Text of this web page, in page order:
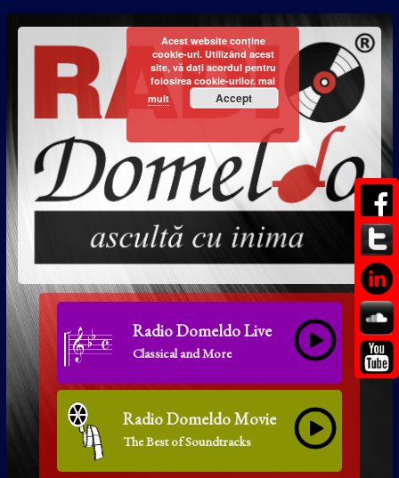
Radio Domeldo Live
Classical and More
Radio Domeldo Movie
The Best of Soundtracks
Acest website conține
cookie-uri. Utilizând acest
site, vă dați acordul pentru
folosirea cookie-urilor. mai
mult
Accept